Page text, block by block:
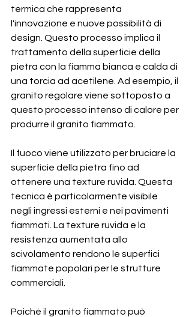
termica che rappresenta
l'innovazione e nuove possibilità di
design. Questo processo implica il
trattamento della superficie della
pietra con la fiamma bianca e calda di
una torcia ad acetilene. Ad esempio, il
granito regolare viene sottoposto a
questo processo intenso di calore per
produrre il granito fiammato.
Il fuoco viene utilizzato per bruciare la
superficie della pietra fino ad
ottenere una texture ruvida. Questa
tecnica è particolarmente visibile
negli ingressi esterni e nei pavimenti
fiammati. La texture ruvida e la
resistenza aumentata allo
scivolamento rendono le superfici
fiammate popolari per le strutture
commerciali.
Poiché il granito fiammato può